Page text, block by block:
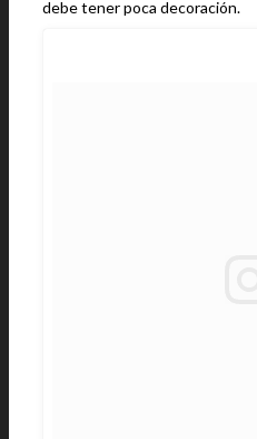
debe tener poca decoración.